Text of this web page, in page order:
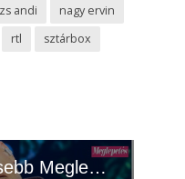
andi
nagy ervin
rtl sztárbox
Megjelent a legfrissebb Meglepetés! - 2026.06.02.